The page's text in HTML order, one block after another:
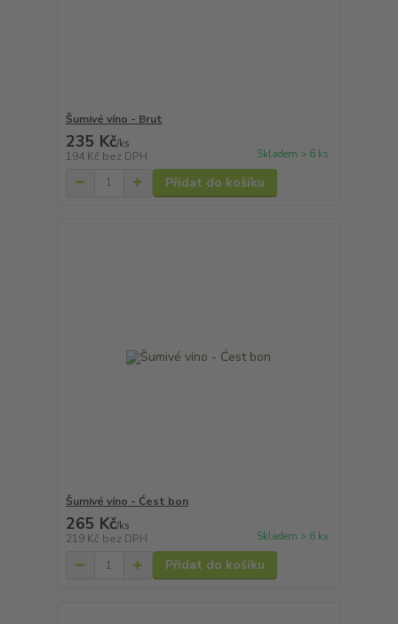
Šumivé víno - Brut
235 Kč/ks
194 Kč bez DPH Skladem > 6 ks
Přidat do košíku
Šumivé víno - Ćest bon
265 Kč/ks
219 Kč bez DPH Skladem > 6 ks
Přidat do košíku